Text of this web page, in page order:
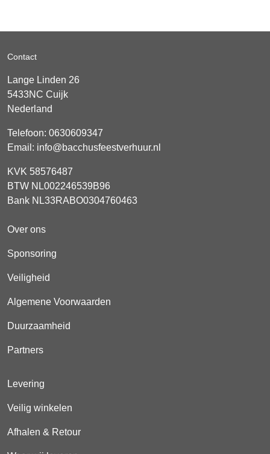
Contact
Lange Linden 26
5433NC Cuijk
Nederland
Telefoon: 0630609347
Email: info@bacchusfeestverhuur.nl
KVK 58576487
BTW NL002246539B96
Bank NL33RABO0304760463
Over ons
Sponsoring
Veiligheid
Algemene Voorwaarden
Duurzaamheid
Partners
Levering
Veilig winkelen
Afhalen & Retour